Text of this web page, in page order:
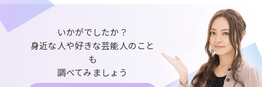
いかがでしたか？
身近な人や好きな芸能人のこと
も
調べてみましょう